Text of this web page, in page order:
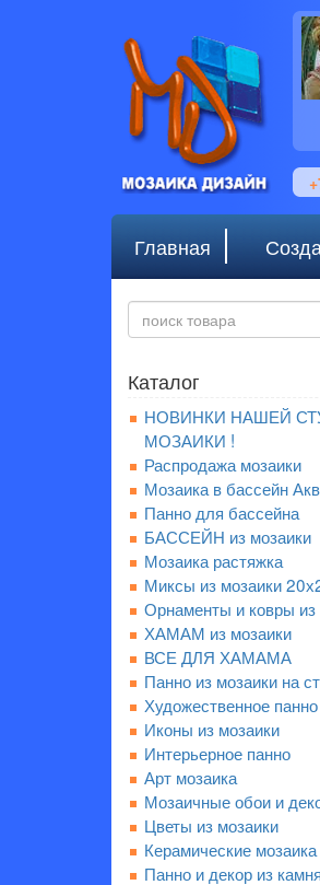
Главная
Каталог
НОВИНКИ НАШЕЙ
МОЗАИКИ !
Распродажа мозаики
Мозаика в бассейн
Панно для бассейна
БАССЕЙН из мозаики
Мозаика растяжка
Миксы из мозаики
Орнаменты и ковры из
ХАМАМ из мозаики
ВСЕ ДЛЯ ХАМАМА
Панно из мозаики на
Художественное панно
Иконы из мозаики
Интерьерное панно
Арт мозаика
Мозаичные обои и
Цветы из мозаики
Керамические
Панно и декор из камня